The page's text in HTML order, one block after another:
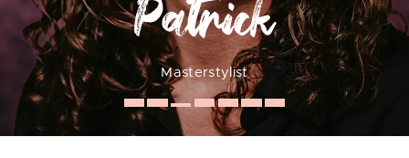
Patrick
Masterstylist